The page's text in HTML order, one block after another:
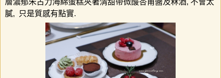
層濃郁朱古力海綿蛋糕夾著清甜帶微酸杏甫醬及冧酒, 不會太
膩, 只是質感有點實.